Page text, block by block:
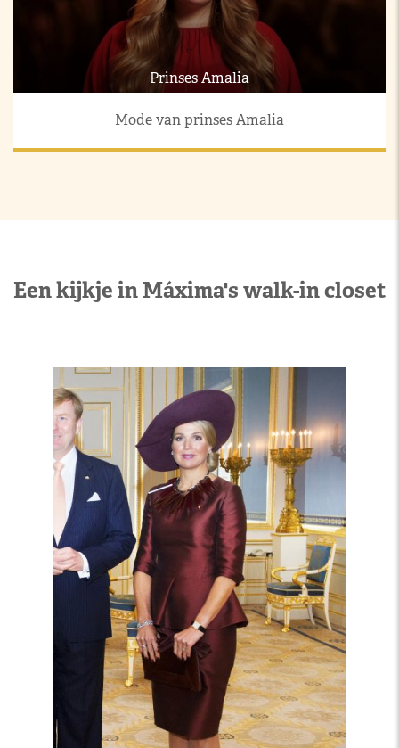
Prinses Amalia
Mode van prinses Amalia
Een kijkje in Máxima's walk-in closet